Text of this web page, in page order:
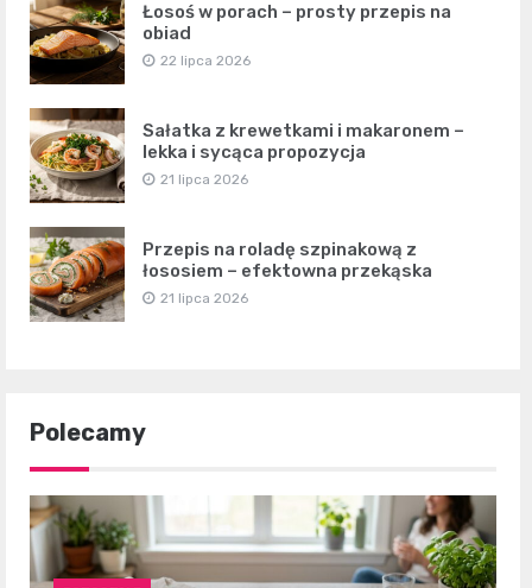
Łosoś w porach – prosty przepis na
obiad
22 lipca 2026
Sałatka z krewetkami i makaronem –
lekka i sycąca propozycja
21 lipca 2026
Przepis na roladę szpinakową z
łososiem – efektowna przekąska
21 lipca 2026
Polecamy